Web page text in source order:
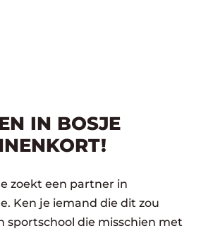
IN BOSJE
zoekt een partner in
Ken je iemand die dit zou
sportschool die misschien met